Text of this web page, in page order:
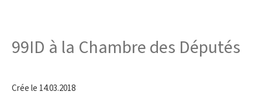
99ID à la Chambre des Députés
Crée le 14.03.2018